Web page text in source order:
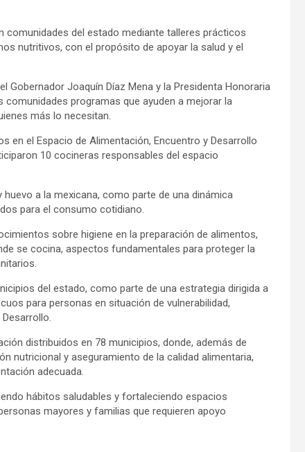
comunidades del estado mediante talleres prácticos
nutritivos, con el propósito de apoyar la salud y el
Joaquín Díaz Mena y la Presidenta Honoraria
comunidades programas que ayuden a mejorar la
más lo necesitan.
en el Espacio de Alimentación, Encuentro y Desarrollo
10 cocineras responsables del espacio
a la mexicana, como parte de una dinámica
para el consumo cotidiano.
sobre higiene en la preparación de alimentos,
se cocina, aspectos fundamentales para proteger la
del estado, como parte de una estrategia dirigida a
para personas en situación de vulnerabilidad,
distribuidos en 78 municipios, donde, además de
nutricional y aseguramiento de la calidad alimentaria,
adecuada.
hábitos saludables y fortaleciendo espacios
mayores y familias que requieren apoyo